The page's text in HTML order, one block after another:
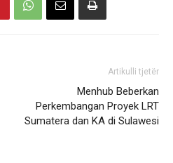
Artikulli tjetër
Menhub Beberkan
Perkembangan Proyek LRT
Sumatera dan KA di Sulawesi